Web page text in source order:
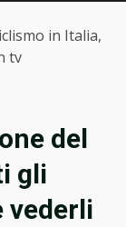
in Italia,
tv
del
gli
vederli